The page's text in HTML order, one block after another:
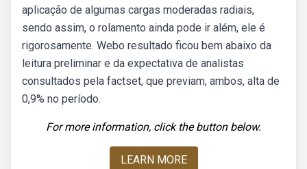
aplicação de algumas cargas moderadas radiais,
sendo assim, o rolamento ainda pode ir além, ele é
rigorosamente. Webo resultado ficou bem abaixo da
leitura preliminar e da expectativa de analistas
consultados pela factset, que previam, ambos, alta de
0,9% no período.
For more information, click the button below.
LEARN MORE